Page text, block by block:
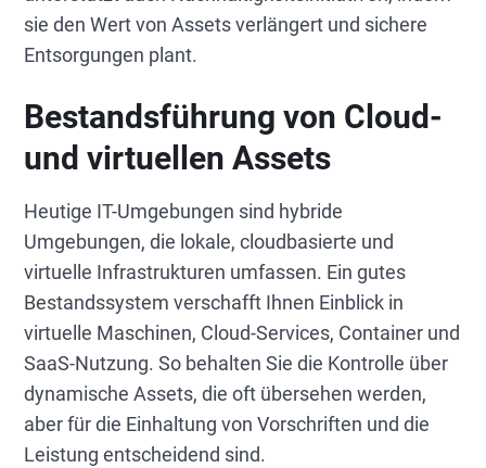
sie den Wert von Assets verlängert und sichere
Entsorgungen plant.
Bestandsführung von Cloud-
und virtuellen Assets
Heutige IT-Umgebungen sind hybride
Umgebungen, die lokale, cloudbasierte und
virtuelle Infrastrukturen umfassen. Ein gutes
Bestandssystem verschafft Ihnen Einblick in
virtuelle Maschinen, Cloud-Services, Container und
SaaS-Nutzung. So behalten Sie die Kontrolle über
dynamische Assets, die oft übersehen werden,
aber für die Einhaltung von Vorschriften und die
Leistung entscheidend sind.